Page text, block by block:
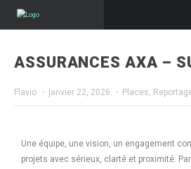
ASSURANCES AXA –
Flavio · janvier 22, 2026 · Places,
Une équipe, une vision, un engagement
projets avec sérieux, clarté et proximité.